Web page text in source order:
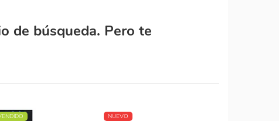
de búsqueda. Pero te
NUEVO